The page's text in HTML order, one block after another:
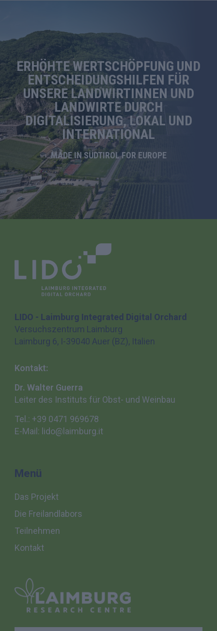
ERHÖHTE WERTSCHÖPFUNG UND
ENTSCHEIDUNGSHILFEN FÜR
UNSERE LANDWIRTINNEN UND
LANDWIRTE DURCH
DIGITALISIERUNG, LOKAL UND
INTERNATIONAL
MADE IN SÜDTIROL FOR EUROPE
LIDO - Laimburg Integrated Digital Orchard
Versuchszentrum Laimburg
Laimburg 6, I-39040 Auer (BZ), Italien
Kontakt:
Dr. Walter Guerra
Leiter des Instituts für Obst- und Weinbau
Tel.: +39 0471 969678
E-Mail: lido@laimburg.it
Menü
Das Projekt
Die Freilandlabors
Teilnehmen
Kontakt